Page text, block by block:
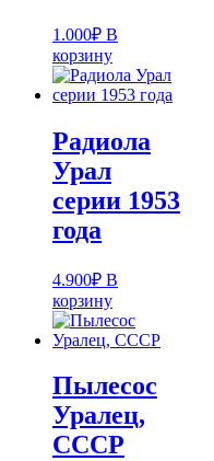
1.000₽ В
корзину
Радиола
Урал
серии 1953
года
4.900₽ В
корзину
Пылесос
Уралец,
СССР